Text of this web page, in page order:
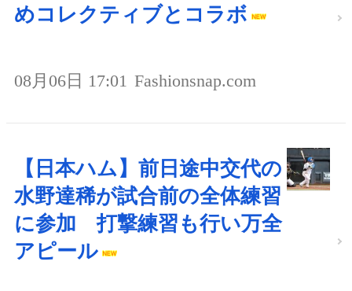
めコレクティブとコラボ
08月06日 17:01 Fashionsnap.com
【日本ハム】前日途中交代の
水野達稀が試合前の全体練習
に参加 打撃練習も行い万全
アピール